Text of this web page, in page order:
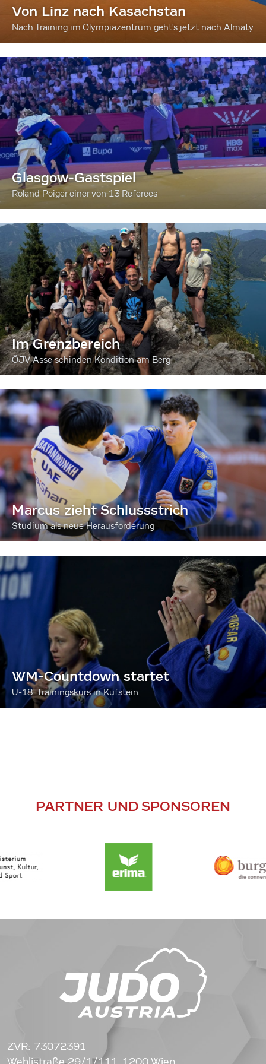
Von Linz nach Kasachstan
Nach Training im Olympiazentrum geht's jetzt nach Almaty
Glasgow-Gastspiel
Roland Poiger einer von 13 Referees
Im Grenzbereich
ÖJV-Asse schinden Kondition am Berg
Marcus zieht Schlussstrich
Studium als neue Herausforderung
WM-Countdown startet
U-18: Trainingskurs in Kufstein
PARTNER UND SPONSOREN
ZVR: 73072391